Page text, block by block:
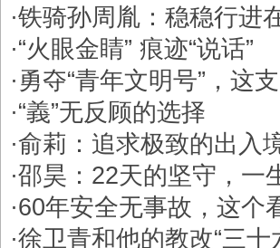
·铁骑孙周胤：稳稳行进
·“火眼金睛” 痕迹“说话”
· 勇夺“青年文明号”，这
·“義”无反顾的选择
·俞莉：追求极致的出入
·邵昊：22天的坚守，一
·60年安全无事故，这个
·徐卫青和他的教改“三十